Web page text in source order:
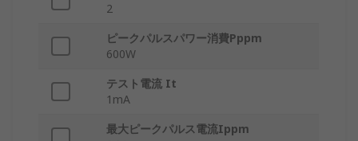
2
ピークパルスパワー消費Pppm
600W
テスト電流 It
1mA
最大ピークパルス電流Ippm